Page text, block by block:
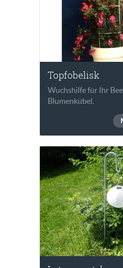
Topfobelisk
Wuchshilfe für Ihr
Blumenkübel.